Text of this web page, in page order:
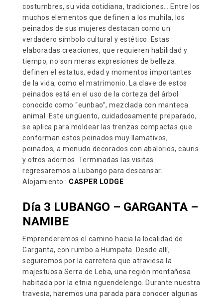
costumbres, su vida cotidiana, tradiciones… Entre los
muchos elementos que definen a los muhila, los
peinados de sus mujeres destacan como un
verdadero símbolo cultural y estético. Estas
elaboradas creaciones, que requieren habilidad y
tiempo, no son meras expresiones de belleza:
definen el estatus, edad y momentos importantes
de la vida, como el matrimonio. La clave de estos
peinados está en el uso de la corteza del árbol
conocido como “eunbao”, mezclada con manteca
animal. Este ungüento, cuidadosamente preparado,
se aplica para moldear las trenzas compactas que
conforman estos peinados muy llamativos,
peinados, a menudo decorados con abalorios, cauris
y otros adornos. Terminadas las visitas
regresaremos a Lubango para descansar.
Alojamiento : CASPER LODGE
Día 3 LUBANGO – GARGANTA –
NAMIBE
Emprenderemos el camino hacia la localidad de
Garganta, con rumbo a Humpata. Desde allí,
seguiremos por la carretera que atraviesa la
majestuosa Serra de Leba, una región montañosa
habitada por la etnia nguendelengo. Durante nuestra
travesía, haremos una parada para conocer algunas